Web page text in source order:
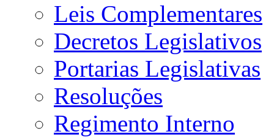
Leis Complementares
Decretos Legislativos
Portarias Legislativas
Resoluções
Regimento Interno